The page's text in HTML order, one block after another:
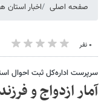
صفحه اصلی اخبار استان
۰ نفر
سرپرست اداره‌کل ثبت احوال
آمار ازدواج و